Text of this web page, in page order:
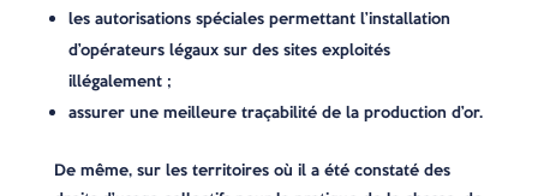
les autorisations spéciales permettant l’installation
d’opérateurs légaux sur des sites exploités
illégalement ;
assurer une meilleure traçabilité de la production d’or.
De même, sur les territoires où il a été constaté des